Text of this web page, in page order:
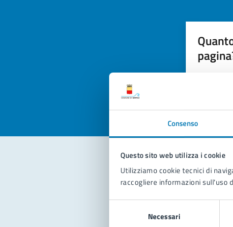
Consenso
Questo sito web utilizza i cookie
Utilizziamo cookie tecnici di
raccogliere informazioni sull'uso
Necessari